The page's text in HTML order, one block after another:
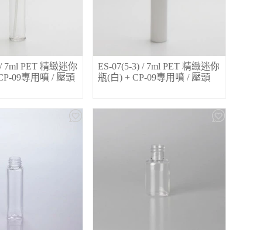
7ml PET 精緻迷你
09專用噴 / 壓頭
ES-07(5-3) / 7ml PET 精緻迷你
瓶(白) + CP-09專用噴 / 壓頭